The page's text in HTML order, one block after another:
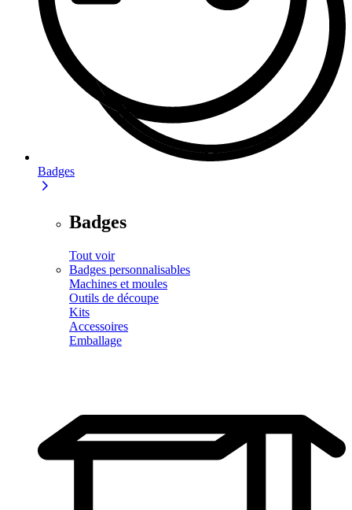
Badges
Badges
Tout voir
Badges personnalisables
Machines et moules
Outils de découpe
Kits
Accessoires
Emballage